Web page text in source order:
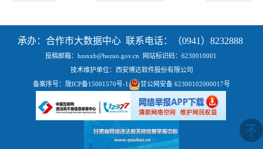
承办：合作市大数据中心 联系电话：（0941）8232888
投稿邮箱：hzsxxb@hezuo.gov.cn
网站标识码：6230010001
技术维护单位：西安博达软件股份有限公司
备案序号：
陇ICP备15001570号-1 甘公网安备 62300102000017号